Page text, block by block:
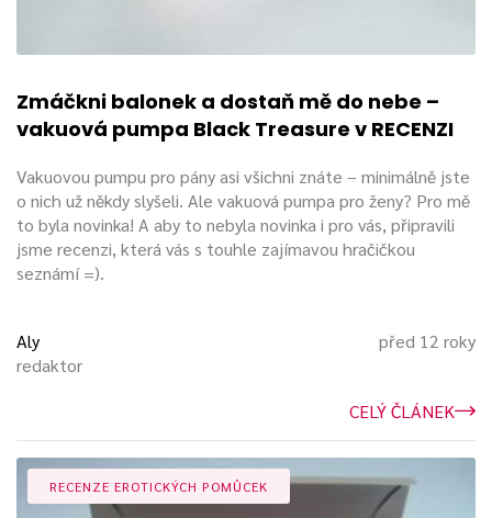
nejvíc baví – ta pestrost. Neomezovat se na známé
prostor... To je pak úplně jiný zážitek. :D
Představení našeho podcastu:
Zmáčkni balonek a dostaň mě do nebe –
vakuová pumpa Black Treasure v RECENZI
Vakuovou pumpu pro pány asi všichni znáte – minimálně jste
o nich už někdy slyšeli. Ale vakuová pumpa pro ženy? Pro mě
to byla novinka! A aby to nebyla novinka i pro vás, připravili
jsme recenzi, která vás s touhle zajímavou hračičkou
seznámí =).
Aly
redaktor
před 12 roky
CELÝ ČLÁNEK
RECENZE EROTICKÝCH POMŮCEK